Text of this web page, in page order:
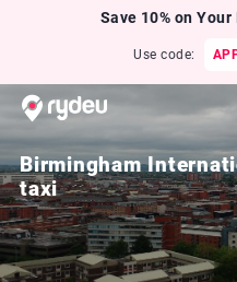
Save 10% on
Use code:
Birmingham
taxi